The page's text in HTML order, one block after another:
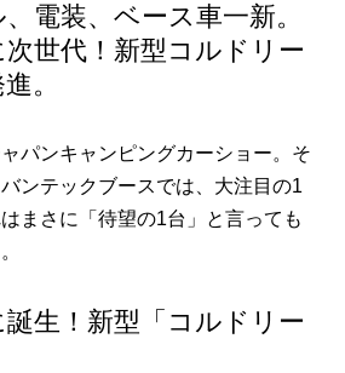
電装、ベース車一新。
次世代！新型コルドリー
。
パンキャンピングカーショー。そ
ンテックブースでは、大注目の1
まさに「待望の1台」と言っても
生！新型「コルドリー